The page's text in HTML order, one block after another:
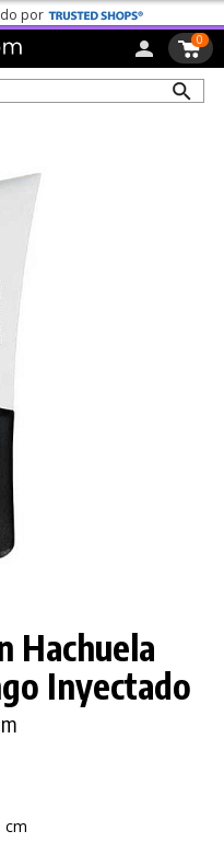
por
0
Hachuela
Inyectado
cm